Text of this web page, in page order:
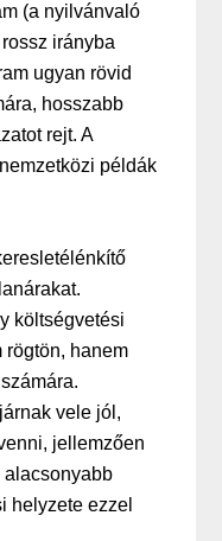
(a nyilvánvaló
irányba
ugyan rövid
hosszabb
rejt. A
példák
költségvetési
hanem
vele jól,
jellemzően
alacsonyabb
helyzete ezzel